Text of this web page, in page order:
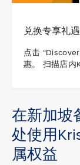
兑换专享礼遇
点击
惠。 扫描店内
在新加坡
处使用
属权益